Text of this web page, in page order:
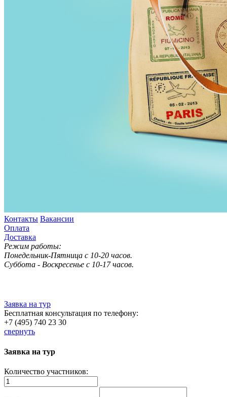
Контакты Вакансии
Оплата
Доставка
Режим работы:
Понедельник-Пятница с 10-20 часов.
Суббота - Воскресенье с 10-17 часов.
Заявка на тур
Бесплатная консультация по телефону:
+7 (495) 740 23 30
свернуть
Заявка на тур
Количество участников: